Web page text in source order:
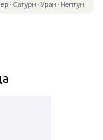
· Сатурн · Уран · Нептун